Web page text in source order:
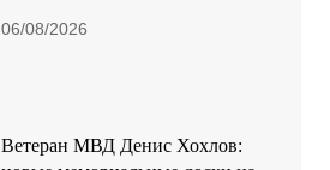
06/08/2026
Ветеран МВД Денис Хохлов: